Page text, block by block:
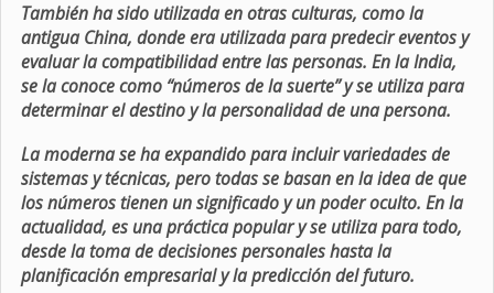
También ha sido utilizada en otras culturas, como la
antigua China, donde era utilizada para predecir eventos y
evaluar la compatibilidad entre las personas. En la India,
se la conoce como “números de la suerte” y se utiliza para
determinar el destino y la personalidad de una persona.
La moderna se ha expandido para incluir variedades de
sistemas y técnicas, pero todas se basan en la idea de que
los números tienen un significado y un poder oculto. En la
actualidad, es una práctica popular y se utiliza para todo,
desde la toma de decisiones personales hasta la
planificación empresarial y la predicción del futuro.